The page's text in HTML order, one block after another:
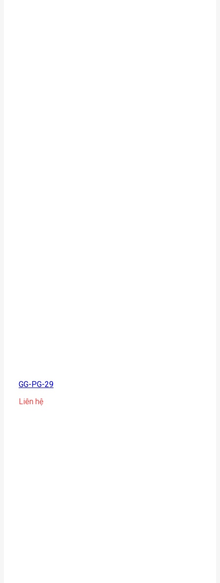
GG-PG-29
Liên hệ